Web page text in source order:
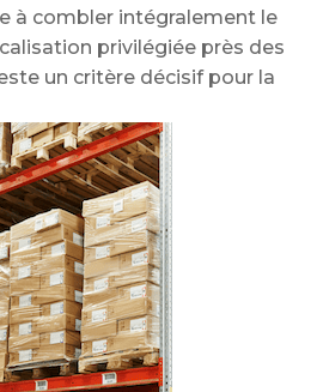
à combler intégralement le
privilégiée près des
un critère décisif pour la